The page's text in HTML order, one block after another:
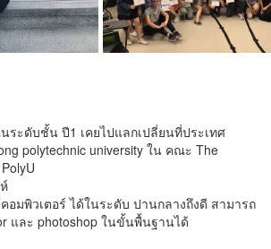
ระดับชั้น ปี1 เคยไปแลกเปลี่ยนที่ประเทศ
polytechnic university ใน คณะ The
อมพิวเตอร์ ได้ในระดับ ปานกลางถึงดี สามารถ
และ photoshop ในขั้นพื้นฐานได้